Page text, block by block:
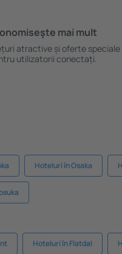
mai mult
atractive și oferte speciale
utilizatorii conectați.
Hoteluri în Osaka
Hoteluri în Flatdal